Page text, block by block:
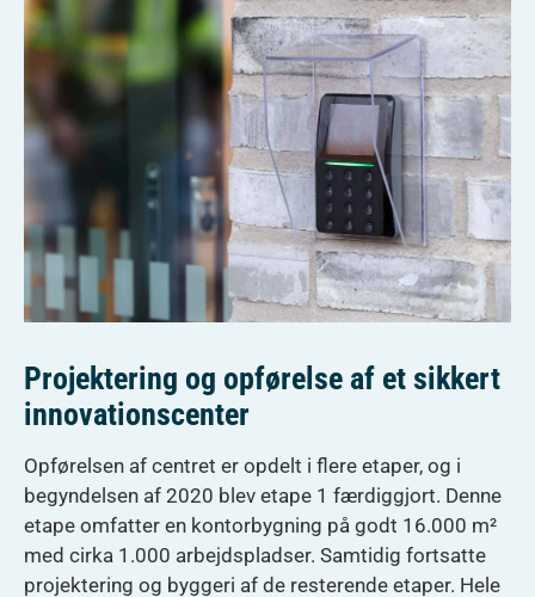
Projektering og opførelse af et sikkert
innovationscenter
Opførelsen af centret er opdelt i flere etaper, og i
begyndelsen af 2020 blev etape 1 færdiggjort. Denne
etape omfatter en kontorbygning på godt 16.000 m²
med cirka 1.000 arbejdspladser. Samtidig fortsatte
projektering og byggeri af de resterende etaper. Hele